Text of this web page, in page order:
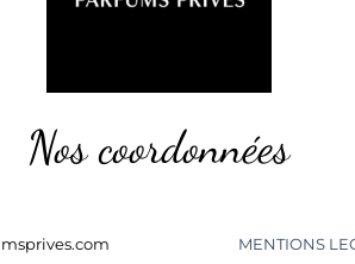
Nos coordonnées
MENTIONS